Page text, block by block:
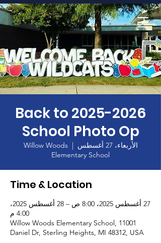
الصفحة الرئيسية
2025-2026 Back to
School Photo Op
الأربعاء، 27 أغسطس
  |
Willow Woods
Elementary School
Time & Location
27 أغسطس 2025، 8:00 ص – 28 أغسطس 2025،
4:00 م
Willow Woods Elementary School, 11001
Daniel Dr, Sterling Heights, MI 48312, USA